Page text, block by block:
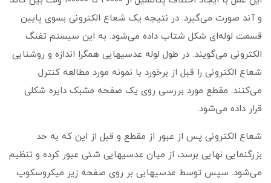
و آند صورت می‌گیرد. در نتیجه یک شعاع الکترونی بسوی پایین
قسمت لوله‌ای شکل شتاب داده می‌شود. به این سیستم تفنگ
الکترونی می‌گویند. در طول لوله عدسیهایی همگرا اندازه و روشنایی
شعاع الکترونی را قبل از برخورد با نمونه مورد مطالعه کنترل
می‌کنند. مقطع مورد بررسی روی یک صفحه مشبک دایره شکلی
قرار داده می‌شود.
شعاع الکترونی پس از عبور از مقطع و قبل از این که به حد
بزرگنمایی نهایی برسد، از میان عدسیهایی شئی عبور کرده و تنظیم
می‌شود. سپس توسط عدسیهایی بر روی صفحه زیر میکروسکوپ